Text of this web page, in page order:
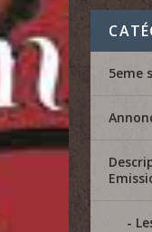
5eme